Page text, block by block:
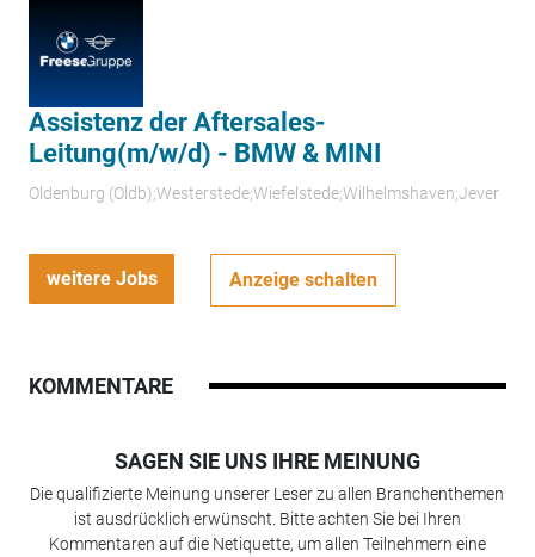
Assistenz der Aftersales-
Leitung(m/w/d) - BMW & MINI
Oldenburg (Oldb);Westerstede;Wiefelstede;Wilhelmshaven;Jever
weitere Jobs Anzeige schalten
KOMMENTARE
SAGEN SIE UNS IHRE MEINUNG
Die qualifizierte Meinung unserer Leser zu allen Branchenthemen
ist ausdrücklich erwünscht. Bitte achten Sie bei Ihren
Kommentaren auf die Netiquette, um allen Teilnehmern eine